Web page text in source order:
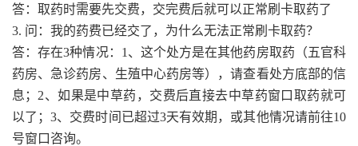
答：取药时需要先交费，交完费后就可以正常刷卡取药了
3. 问：我的药费已经交了，为什么无法正常刷卡取药？
答：存在3种情况：1、这个处方是在其他药房取药（五官科
药房、急诊药房、生殖中心药房等），请查看处方底部的信
息；2、如果是中草药，交费后直接去中草药窗口取药就可
以了；3、交费时间已超过3天有效期，或其他情况请前往10
号窗口咨询。